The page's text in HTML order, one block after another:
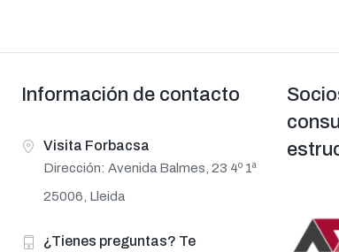
Información de contacto
Visita Forbacsa
Dirección: Avenida Balmes, 23 4º 1ª
25006, Lleida
¿Tienes preguntas? Te